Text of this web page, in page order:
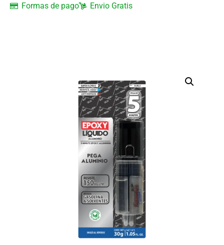
Formas de pago Envio Gratis